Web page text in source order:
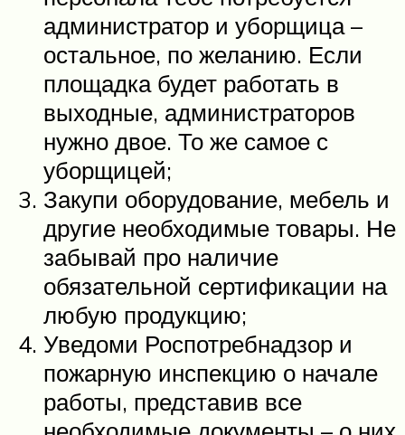
администратор и уборщица –
остальное, по желанию. Если
площадка будет работать в
выходные, администраторов
нужно двое. То же самое с
уборщицей;
Закупи оборудование, мебель и
другие необходимые товары. Не
забывай про наличие
обязательной сертификации на
любую продукцию;
Уведоми Роспотребнадзор и
пожарную инспекцию о начале
работы, представив все